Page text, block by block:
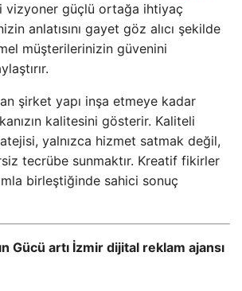
vizyoner güçlü ortağa ihtiyaç
anlatısını gayet göz alıcı şekilde
müşterilerinizin güvenini
şirket yapı inşa etmeye kadar
kalitesini gösterir. Kaliteli
yalnızca hizmet satmak değil,
tecrübe sunmaktır. Kreatif fikirler
birleştiğinde sahici sonuç
Gücü artı İzmir dijital reklam ajansı